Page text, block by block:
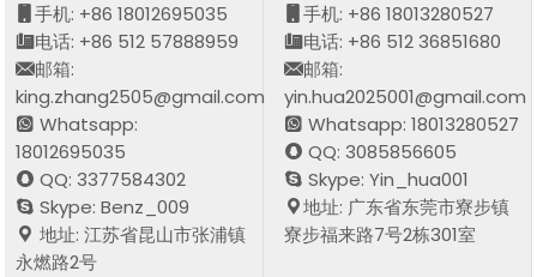
手机: +86 18012695035
电话: +86 512 57888959
邮箱:
king.zhang2505@gmail.com
Whatsapp:
18012695035
QQ: 3377584302
Skype: Benz_009
地址: 江苏省昆山市张浦镇
永燃路2号
手机: +86 18013280527
电话: +86 512 36851680
邮箱:
yin.hua2025001@gmail.com
Whatsapp: 18013280527
QQ: 3085856605
Skype: Yin_hua001
地址: 广东省东莞市寮步镇
寮步福来路7号2栋301室